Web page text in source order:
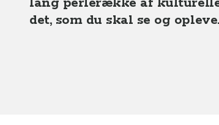
det, som du skal se og opleve.